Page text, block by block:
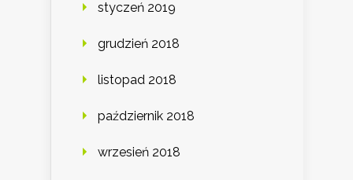
styczeń 2019
grudzień 2018
listopad 2018
październik 2018
wrzesień 2018